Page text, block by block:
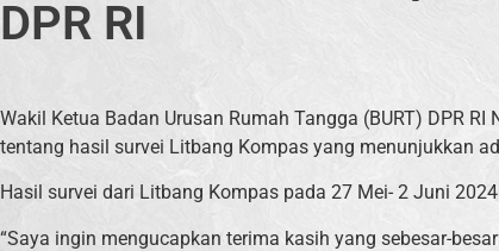
DPR RI
Wakil Ketua Badan Urusan Rumah Tangga (BURT) DPR
tentang hasil survei Litbang Kompas yang menunjukkan
Hasil survei dari Litbang Kompas pada 27 Mei- 2 Juni
“Saya ingin mengucapkan terima kasih yang sebesar-